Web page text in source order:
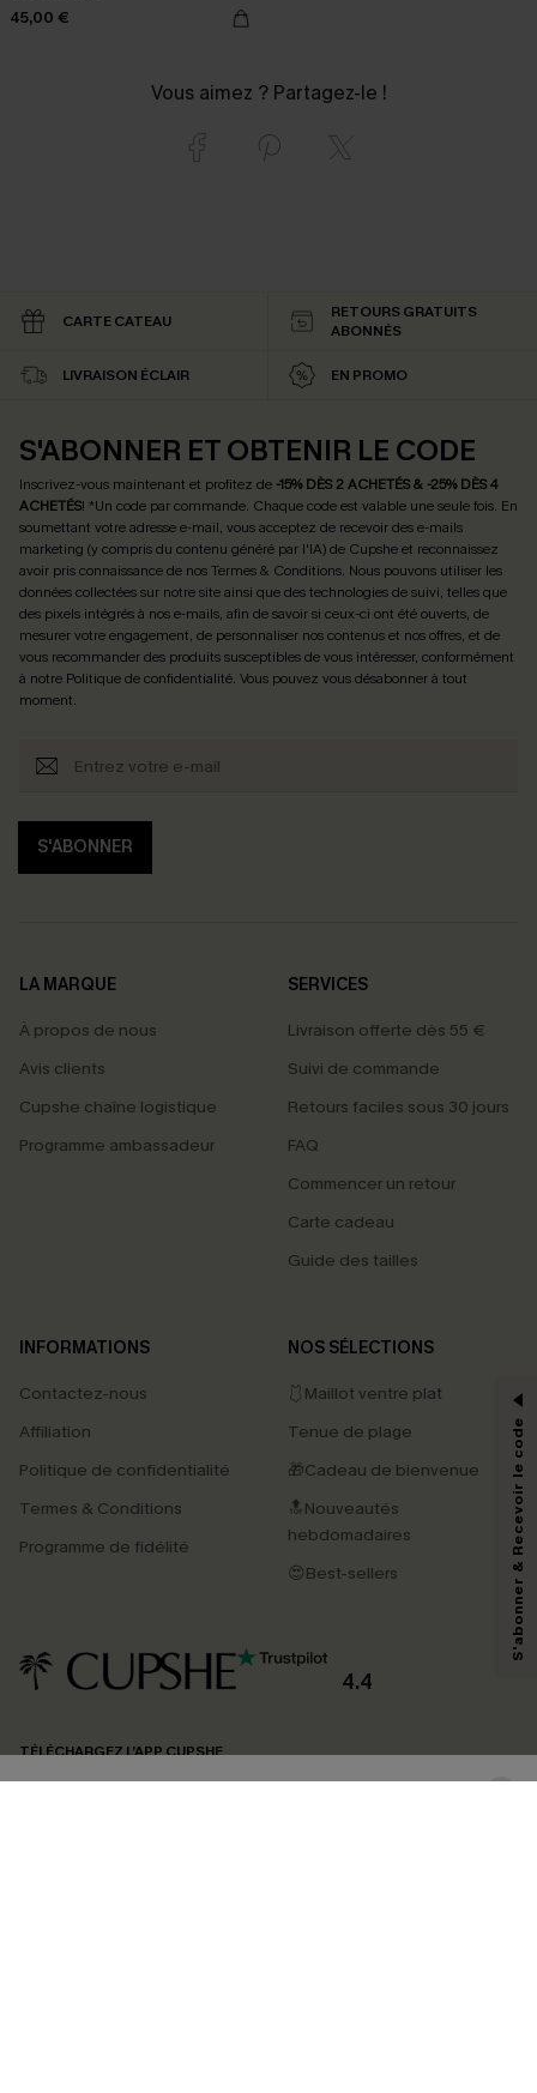
45,00 €
Vous aimez ? Partagez-le !
CARTE CATEAU
RETOURS GRATUITS
ABONNÉS
LIVRAISON ÉCLAIR EN PROMO
S'ABONNER ET OBTENIR LE CODE
Inscrivez-vous maintenant et profitez de -15% DÈS 2 ACHETÉS & -25% DÈS 4
ACHETÉS! *Un code par commande. Chaque code est valable une seule fois. En
soumettant votre adresse e-mail, vous acceptez de recevoir des e-mails
marketing (y compris du contenu généré par l'IA) de Cupshe et reconnaissez
avoir pris connaissance de nosTermes & Conditions. Nous pouvons utiliser les
données collectées sur notre site ainsi que des technologies de suivi, telles que
des pixels intégrés à nos e-mails, afin de savoir si ceux-ci ont été ouverts, de
mesurer votre engagement, de personnaliser nos contenus et nos offres, et de
vous recommander des produits susceptibles de vous intéresser, conformément
à notre Politique de confidentialité. Vous pouvez vous désabonner à tout
moment.
S'ABONNER
LA MARQUE
À propos de nous
Avis clients
Cupshe chaîne logistique
Programme ambassadeur
SERVICES
Livraison offerte dès 55 €
Suivi de commande
Retours faciles sous 30 jours
FAQ
Commencer un retour
Carte cadeau
Guide des tailles
INFORMATIONS
Contactez-nous
Affiliation
Politique de confidentialité
Termes & Conditions
Programme de fidélité
NOS SÉLECTIONS
🩱Maillot ventre plat
Tenue de plage
🎁Cadeau de bienvenue
🔝Nouveautés
hebdomadaires
😍Best-sellers
4.4
TÉLÉCHARGEZ L’APP CUPSHE
PROFITEZ DE -15%
-15% dès 2 Achetés par E-mail
*Un code par commande, valable une seule fois.
En soumettant votre adresse e-mail, vous acceptez de recevoir des e-mails
marketing (y compris du contenu généré par l'IA) de Cupshe et
reconnaissez avoir pris connaissance de nos
pouvons utiliser les données collectées sur notre site ainsi que des
produits susceptibles de vous intéresser, conformément à notre
Politique de
confidentialité
. Vous pouvez vous désabonner à tout moment.
S'abonner & Recevoir le code